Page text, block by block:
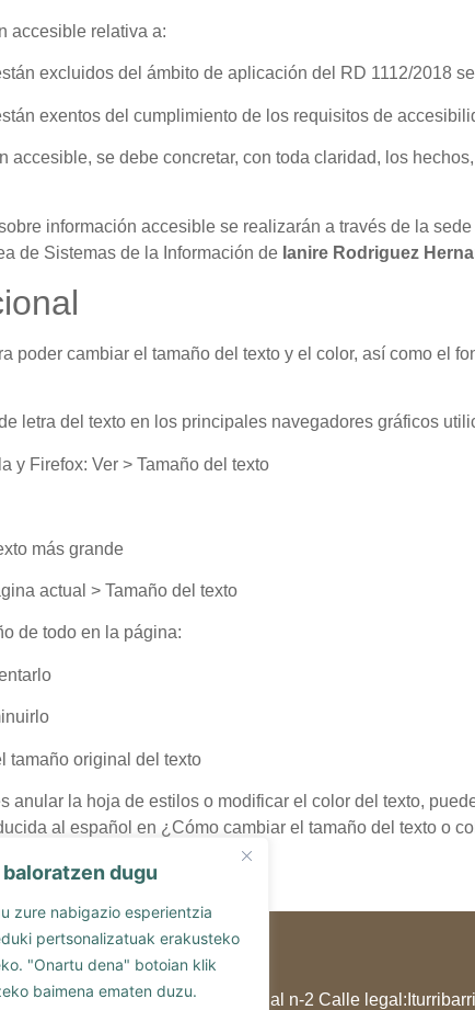
dugu
zure nabigazio esperientzia
pertsonalizatuak erakusteko
"Onartu dena" botoian klik
baimena ematen duzu.
accesible relativa a:
excluidos del ámbito de aplicación del RD 1112/2018
exentos del cumplimiento de los requisitos de
accesible, se debe concretar, con toda claridad, los
información accesible se realizarán a través de la
de Sistemas de la Información de Ianire Rodriguez
poder cambiar el tamaño del texto y el color, así como el
letra del texto en los principales navegadores gráficos
y Firefox: Ver > Tamaño del texto
más grande
actual > Tamaño del texto
de todo en la página:
tamaño original del texto
anular la hoja de estilos o modificar el color del texto,
al español en ¿Cómo cambiar el tamaño del texto o
Garabilla Margolari Frente al n-2 Calle